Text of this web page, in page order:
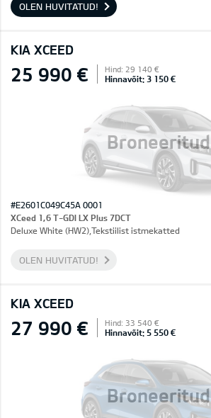
OLEN HUVITATUD!
KIA XCEED
Broneeritud
25 990 € Hind: 29 140 €
Hinnavõit: 3 150 €
#E2601C049C45A 0001
XCeed 1,6 T-GDI LX Plus 7DCT
Deluxe White (HW2),Tekstiilist istmekatted
OLEN HUVITATUD!
KIA XCEED
Broneeritud
27 990 € Hind: 33 540 €
Hinnavõit: 5 550 €